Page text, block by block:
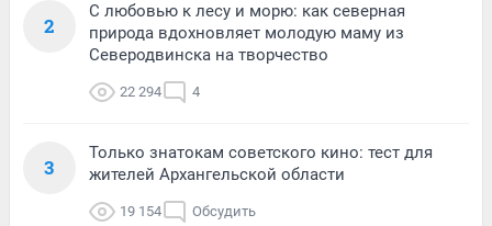
2
С любовью к лесу и морю: как северная
природа вдохновляет молодую маму из
Северодвинска на творчество
22 294 4
3
Только знатокам советского кино: тест для
жителей Архангельской области
19 154 Обсудить